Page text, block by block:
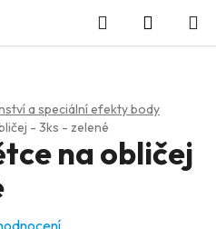
Hledat
KOŠÍK
a speciální efekty body
- 3ks - zelené
na obličej